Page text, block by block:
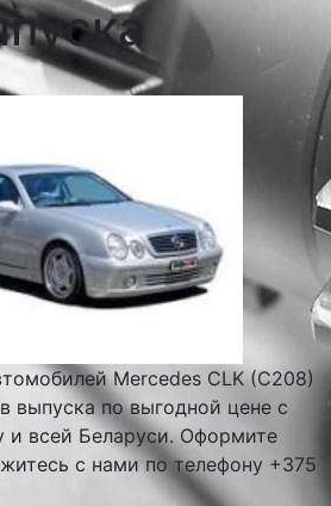
Mercedes CLK (C208)
выпуска по выгодной цене с
и всей Беларуси. Оформите
с нами по телефону +375